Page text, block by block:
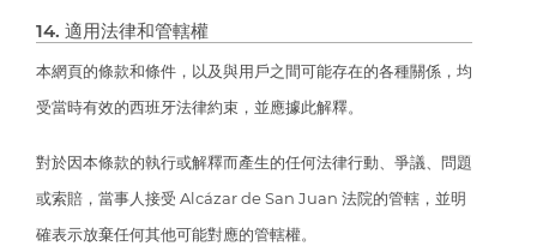
14. 適用法律和管轄權
本網頁的條款和條件，以及與用戶之間可能存在的各種關係，均
受當時有效的西班牙法律約束，並應據此解釋。
對於因本條款的執行或解釋而產生的任何法律行動、爭議、問題
或索賠，當事人接受 Alcázar de San Juan 法院的管轄，並明
確表示放棄任何其他可能對應的管轄權。